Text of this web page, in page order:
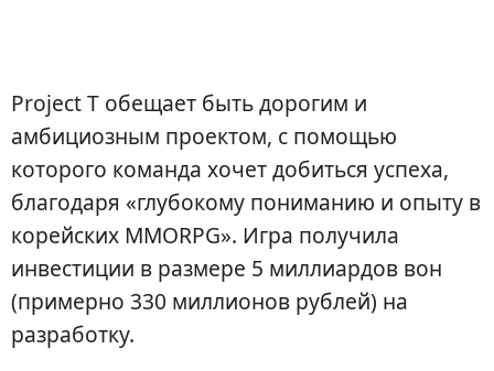
Project T обещает быть дорогим и
амбициозным проектом, с помощью
которого команда хочет добиться успеха,
благодаря «глубокому пониманию и опыту в
корейских MMORPG». Игра получила
инвестиции в размере 5 миллиардов вон
(примерно 330 миллионов рублей) на
разработку.